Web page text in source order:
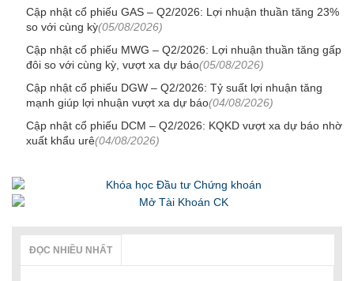
Cập nhật cổ phiếu GAS – Q2/2026: Lợi nhuận thuần tăng 23%
so với cùng kỳ(05/08/2026)
Cập nhật cổ phiếu MWG – Q2/2026: Lợi nhuận thuần tăng gấp
đôi so với cùng kỳ, vượt xa dự báo(05/08/2026)
Cập nhật cổ phiếu DGW – Q2/2026: Tỷ suất lợi nhuận tăng
mạnh giúp lợi nhuận vượt xa dự báo(04/08/2026)
Cập nhật cổ phiếu DCM – Q2/2026: KQKD vượt xa dự báo nhờ
xuất khẩu urê(04/08/2026)
ĐỌC NHIỀU NHẤT